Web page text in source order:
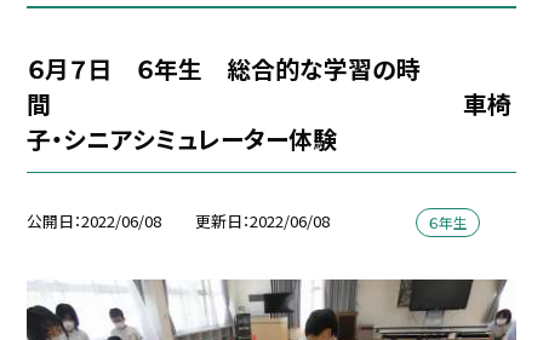
６月７日 ６年生 総合的な学習の時
間 車椅
子・シニアシミュレーター体験
公開日 2022/06/08 更新日 2022/06/08 ６年生